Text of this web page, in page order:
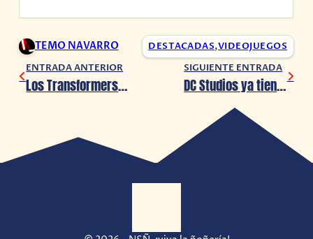
TEMO NAVARRO DESTACADAS,VIDEOJUEGOS
ENTRADA ANTERIOR
Los Transformers se convierten en waifus gracias a estas figuras de Kotobukiya
SIGUIENTE ENTRADA
DC Studios ya tiene 10 años de historias con sus primeros 2 Capítulos